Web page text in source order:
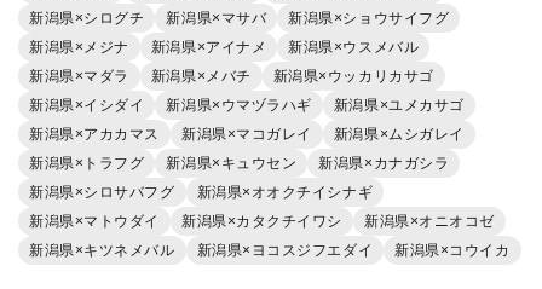
新潟県×シログチ
新潟県×マサバ
新潟県×ショウサイフグ
新潟県×メジナ
新潟県×アイナメ
新潟県×ウスメバル
新潟県×マダラ
新潟県×メバチ
新潟県×ウッカリカサゴ
新潟県×イシダイ
新潟県×ウマヅラハギ
新潟県×ユメカサゴ
新潟県×アカカマス
新潟県×マコガレイ
新潟県×ムシガレイ
新潟県×トラフグ
新潟県×キュウセン
新潟県×カナガシラ
新潟県×シロサバフグ
新潟県×オオクチイシナギ
新潟県×マトウダイ
新潟県×カタクチイワシ
新潟県×オニオコゼ
新潟県×キツネメバル
新潟県×ヨコスジフエダイ 新潟県×コウイカ